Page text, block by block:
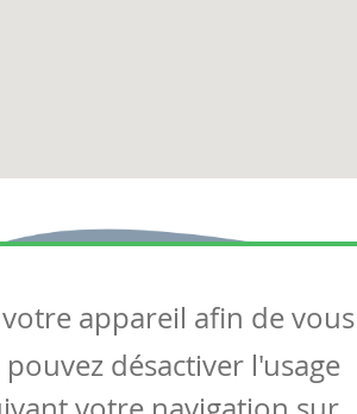
nous
nous
scolaire
appareil afin de vous
désactiver l'usage